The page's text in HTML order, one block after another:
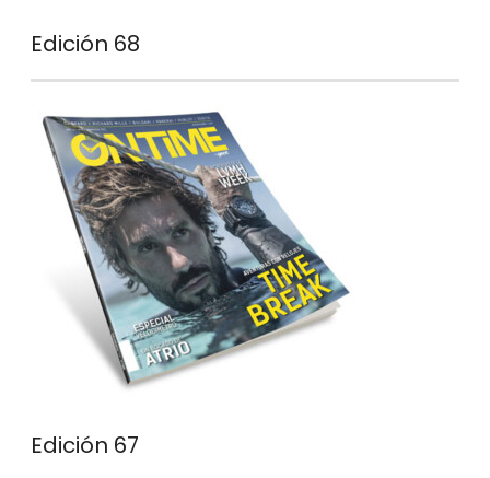
Edición 68
Edición 67